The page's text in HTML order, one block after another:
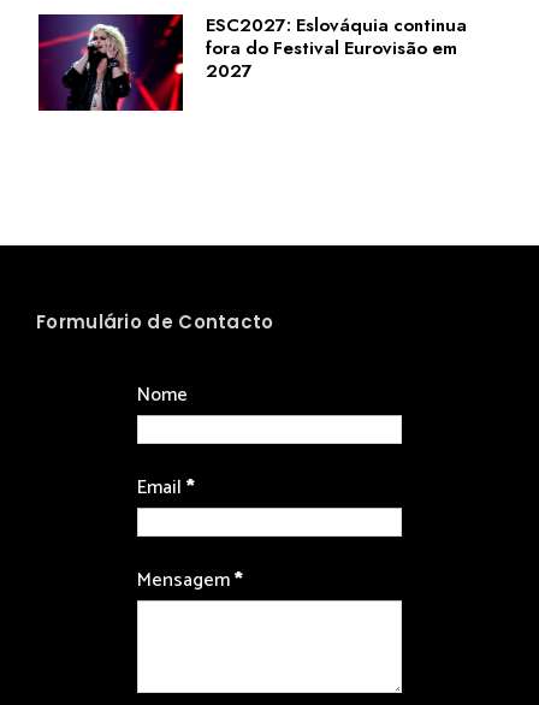
ESC2027: Eslováquia continua
fora do Festival Eurovisão em
2027
Formulário de Contacto
Nome
Email*
Mensagem*